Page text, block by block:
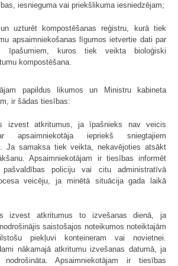
iesnieguma vai priekšlikuma iesniedzējam;
uzturēt kompostēšanas reģistru, kurā tiek
apsaimniekošanas līgumos ietvertie dati par
īpašumiem, kuros tiek veikta bioloģiski
kompostēšana.
papildus likumos un Ministru kabineta
ir šādas tiesības:
izvest atkritumus, ja īpašnieks nav veicis
apsaimniekotāja iepriekš sniegtajiem
Ja samaksa tiek veikta, nekavējoties atsākt
Apsaimniekotājam ir tiesības informēt
policiju vai citu administratīvā
veicēju, ja minētā situācija gada laikā
izvest atkritumus to izvešanas dienā, ja
saistošajos noteikumos noteiktajām
piekļuvi konteineram vai novietnei.
nākamajā atkritumu izvešanas datumā, ja
Apsaimniekotājam ir tiesības